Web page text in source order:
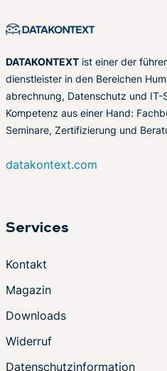
DATAKONTEXT ist einer der
dienstleister in den Bereichen
abrechnung, Datenschutz und IT-
Kompetenz aus einer Hand:
Seminare, Zertifizierung und
datakontext.com
Services
Kontakt
Magazin
Downloads
Widerruf
Datenschutzinformation